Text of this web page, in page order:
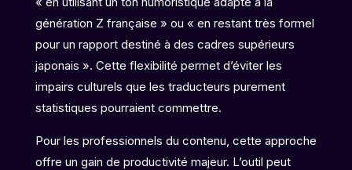
génération Z française » ou « en restant très formel
pour un rapport destiné à des cadres supérieurs
japonais ». Cette flexibilité permet d’éviter les
impairs culturels que les traducteurs purement
statistiques pourraient commettre.
Pour les professionnels du contenu, cette approche
offre un gain de productivité majeur. L’outil peut